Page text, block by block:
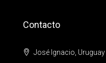
Contacto
José Ignacio, Uruguay